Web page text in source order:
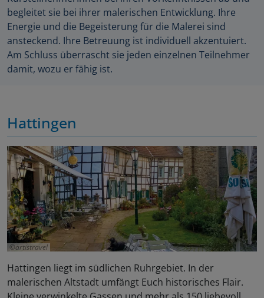
begleitet sie bei ihrer malerischen Entwicklung. Ihre
Energie und die Begeisterung für die Malerei sind
ansteckend. Ihre Betreuung ist individuell akzentuiert.
Am Schluss überrascht sie jeden einzelnen Teilnehmer
damit, wozu er fähig ist.
Hattingen
artistravel
Hattingen liegt im südlichen Ruhrgebiet. In der
malerischen Altstadt umfängt Euch historisches Flair.